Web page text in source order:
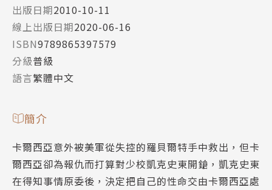
出版日期2010-10-11
線上出版日期2020-06-16
ISBN9789865397579
分級普級
語言繁體中文
簡介
卡爾西亞意外被美軍從失控的羅貝爾特手中救出，但卡
爾西亞卻為報仇而打算對少校凱克史東開鎗，凱克史東
在得知事情原委後，決定把自己的性命交由卡爾西亞處